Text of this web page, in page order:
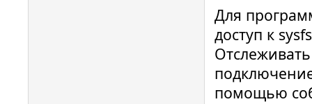
Для
доступ к
Отслеживать
помощью